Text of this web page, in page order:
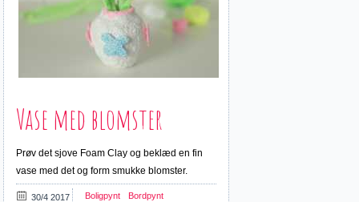
Vase med blomster
Prøv det sjove Foam Clay og beklæd en fin
vase med det og form smukke blomster.
30/4 2017
Boligpynt
Bordpynt